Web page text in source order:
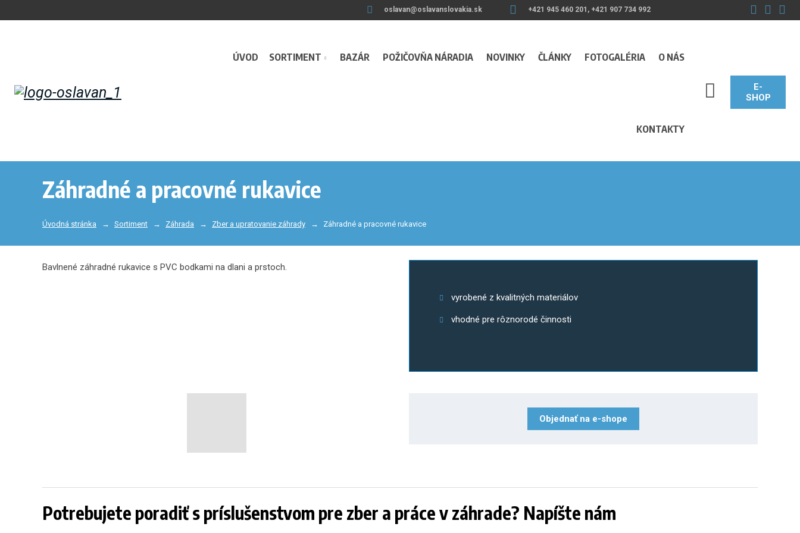
oslavan@oslavanslovakia.sk +421 945 460 201, +421 907 734 992
ÚVOD SORTIMENT BAZÁR POŽIČOVŇA NÁRADIA NOVINKY ČLÁNKY FOTOGALÉRIA O NÁS
KONTAKTY
SEARCH_LABEL
E-
SHOP
Záhradné a pracovné rukavice
Úvodná stránka Sortiment Záhrada Zber a upratovanie záhrady Záhradné a pracovné rukavice
Bavlnené záhradné rukavice s PVC bodkami na dlani a prstoch.
vyrobené z kvalitných materiálov
vhodné pre rôznorodé činnosti
Objednať na e-shope
Potrebujete poradiť s príslušenstvom pre zber a práce v záhrade? Napíšte nám